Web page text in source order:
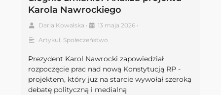
Karola Nawrockiego
Daria Kowalska • 13 maja 2026 •
Artykuł, Społeczeństwo
Prezydent Karol Nawrocki zapowiedział
rozpoczęcie prac nad nową Konstytucją RP -
projektem, który już na starcie wywołał szeroką
debatę polityczną i medialną